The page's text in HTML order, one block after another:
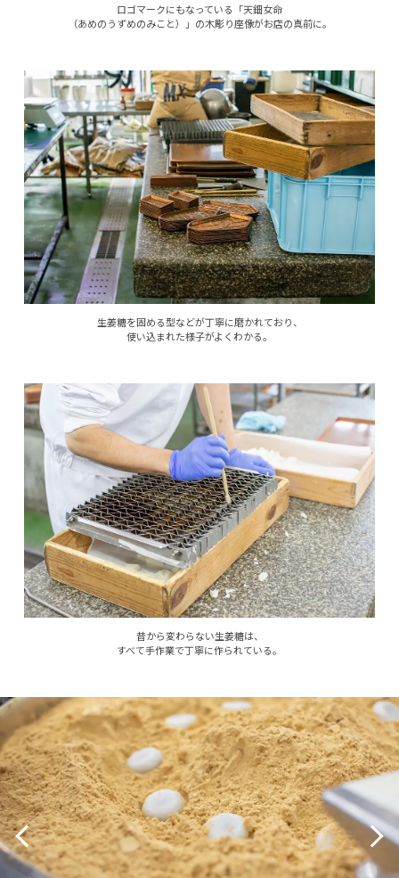
ロゴマークにもなっている「天鈿女命
（あめのうずめのみこと）」の木彫り座像がお店の真前に。
生姜糖を固める型などが丁寧に磨かれており、
使い込まれた様子がよくわかる。
昔から変わらない生姜糖は、
すべて手作業で丁寧に作られている。